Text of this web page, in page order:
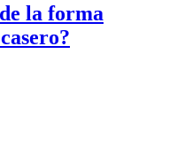
la forma